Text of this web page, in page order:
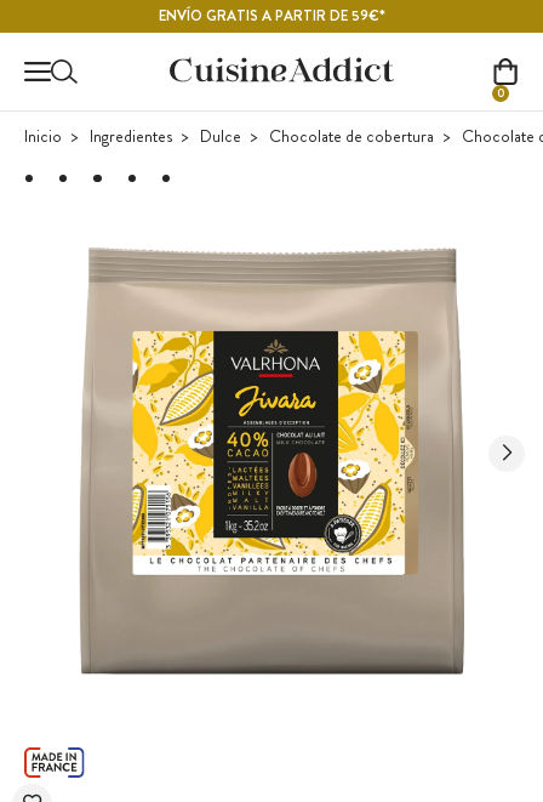
ENVÍO GRATIS A PARTIR DE 59€*
0
Inicio Ingredientes Dulce Chocolate de cobertura Chocolate